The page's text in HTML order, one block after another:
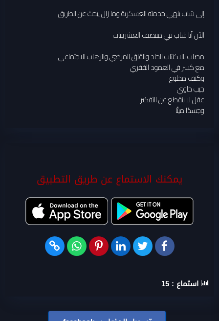
إلى شاب ينهي خدمته العسكرية وما زال يبحث عن الطريق
الآن أنا شاب في منتصف العشرينيات
مصاب بالاكتئاب الحاد والقلق المرضي والرهاب الاجتماعي
مع كسر في العمود الفقري
وكتف مخلوع
جيب خاوي
عقل لا ينقطع عن التفكير
وجسدًا ميتًا
يمكنك الاستماع عن طريق التطبيق
استماع : 15